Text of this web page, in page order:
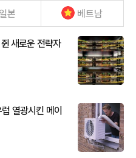
일본 베트남
새로운 전략자
열광시킨 메이